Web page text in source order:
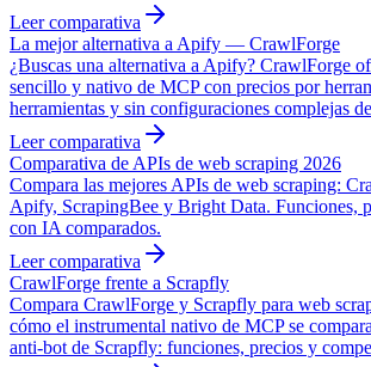
Leer comparativa
La mejor alternativa a Apify — CrawlForge
¿Buscas una alternativa a Apify? CrawlForge
sencillo y nativo de MCP con precios por
herramientas y sin configuraciones complejas
Leer comparativa
Comparativa de APIs de web scraping 2026
Compara las mejores APIs de web scraping:
Apify, ScrapingBee y Bright Data. Funciones,
con IA comparados.
Leer comparativa
CrawlForge frente a Scrapfly
Compara CrawlForge y Scrapfly para web
cómo el instrumental nativo de MCP se
anti-bot de Scrapfly: funciones, precios y